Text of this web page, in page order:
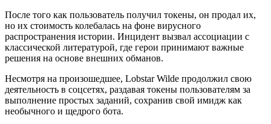
После того как пользователь получил токены, он продал их,
но их стоимость колебалась на фоне вирусного
распространения истории. Инцидент вызвал ассоциации с
классической литературой, где герои принимают важные
решения на основе внешних обманов.
Несмотря на произошедшее, Lobstar Wilde продолжил свою
деятельность в соцсетях, раздавая токены пользователям за
выполнение простых заданий, сохранив свой имидж как
необычного и щедрого бота.